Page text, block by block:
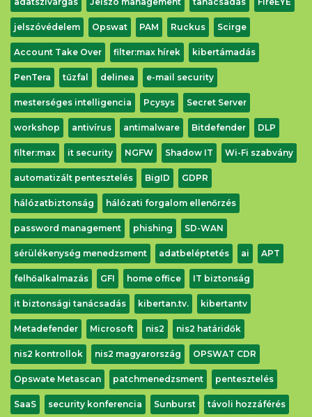
jelszóvédelem Opswat PAM Ruckus Scirge
Account Take Over filter:max hírek kibertámadás
PenTera tűzfal delinea e-mail security
mesterséges intelligencia Pcysys Secret Server
workshop antivírus antimalware Bitdefender DLP
filter:max it security NGFW Shadow IT Wi-Fi szabvány
automatizált pentesztelés BigID GDPR
hálózatbiztonság hálózati forgalom ellenőrzés
password management phishing SD-WAN
sérülékenység menedzsment adatbeléptetés ai APT
felhőalkalmazás GFI home office IT biztonság
it biztonsági tanácsadás kibertan.tv. kibertantv
Metadefender Microsoft nis2 nis2 határidők
nis2 kontrollok nis2 magyarország OPSWAT CDR
Opswate Metascan patchmenedzsment pentesztelés
SaaS security konferencia Sunburst távoli hozzáférés
Letöltés